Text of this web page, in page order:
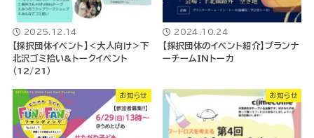
2025.12.14
【採択団体イベント】＜大人向け＞下
北沢ゴミ拾い&トークイベント
（12/21）
2024.10.24
【採択団体のイベント紹介】プランナ
ーチームINトーカ
お知らせ お知らせ